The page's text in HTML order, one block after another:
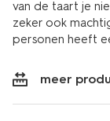
van de taart je
zeker ook
personen heeft
meer